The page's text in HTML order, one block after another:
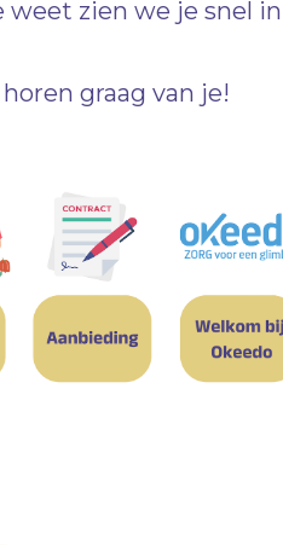
zien we je snel
graag van je!